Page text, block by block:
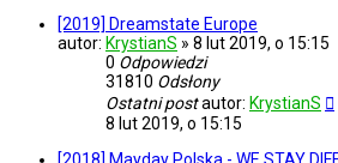
[2019] Dreamstate Europe
autor: KrystianS » 8 lut 2019, o 15:15
0 Odpowiedzi
31810 Odsłony
Ostatni postautor: KrystianS
8 lut 2019, o 15:15